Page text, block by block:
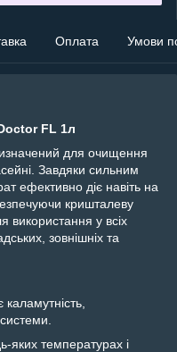
Оплата Умови
FL 1л
для очищення
Завдяки сильним
ефективно діє навіть на
кришталеву
використання у всіх
зовнішніх та
яких температурах і